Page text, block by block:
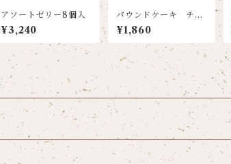
アソートゼリー8個入
¥3,240
パウンドケーキ チョ
コレートケーキ
¥1,860